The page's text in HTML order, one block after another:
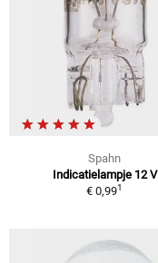
Spahn
Indicatielampje 12 V
€ 0,991